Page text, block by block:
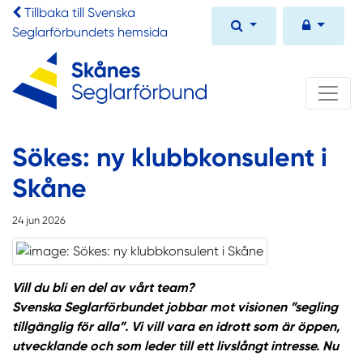
Tillbaka till Svenska
Seglarförbundets hemsida
Sökes: ny klubbkonsulent i
Skåne
24 jun 2026
Vill du bli en del av vårt team?
Svenska Seglarförbundet jobbar mot visionen ”segling
tillgänglig för alla”. Vi vill vara en idrott som är öppen,
utvecklande och som leder till ett livslångt intresse. Nu